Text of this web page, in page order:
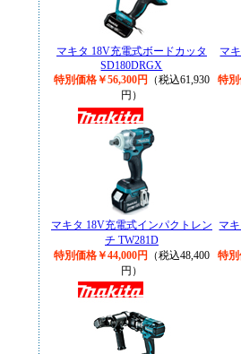
マキタ 18V充電式ボードカッタ
SD180DRGX
特別価格￥56,300円
（税込61,930
円）
マ
特別
マキタ 18V充電式インパクトレン
チ TW281D
特別価格￥44,000円
（税込48,400
円）
マ
特別